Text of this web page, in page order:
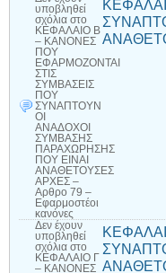
υποβληθεί
σχόλια στο
ΚΕΦΑΛΑΙΟ Β
– ΚΑΝΟΝΕΣ
ΠΟΥ
ΕΦΑΡΜΟΖΟΝΤΑΙ
ΣΤΙΣ
ΣΥΜΒΑΣΕΙΣ
ΠΟΥ
ΣΥΝΑΠΤΟΥΝ
ΟΙ
ΑΝΑΔΟΧΟΙ
ΣΥΜΒΑΣΗΣ
ΠΑΡΑΧΩΡΗΣΗΣ
ΠΟΥ ΕΙΝΑΙ
ΑΝΑΘΕΤΟΥΣΕΣ
ΑΡΧΕΣ –
Αρθρο 79 –
Εφαρμοστέοι
κανόνες
Δεν έχουν
υποβληθεί
σχόλια στο
ΚΕΦΑΛΑΙΟ Γ
– ΚΑΝΟΝΕΣ